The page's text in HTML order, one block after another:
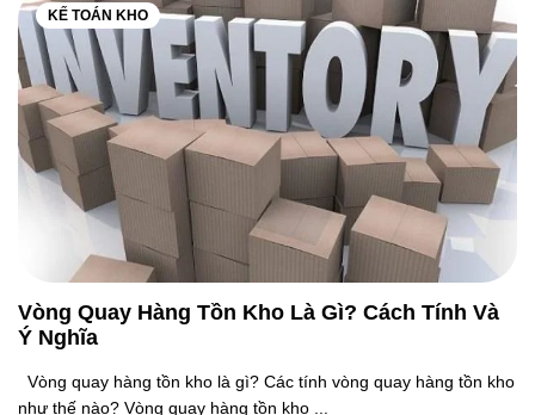
KẾ TOÁN KHO
Vòng Quay Hàng Tồn Kho Là Gì? Cách Tính Và
Ý Nghĩa
Vòng quay hàng tồn kho là gì? Các tính vòng quay hàng tồn kho
như thế nào? Vòng quay hàng tồn kho ...